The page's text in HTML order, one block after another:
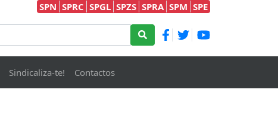
SPN SPRC SPGL SPZS SPRA SPM SPE
Sindicaliza-te! Contactos